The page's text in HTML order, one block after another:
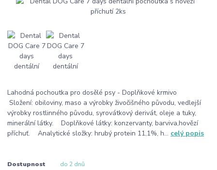
Lahodná pochoutka pro dosělé psy - Doplňkové krmivo
Složení: obiloviny, maso a výrobky živočišného původu, vedlejší
výrobky rostlinného původu, syrovátkový derivát, oleje a tuky,
minerální látky. Doplňkové látky: konzervanty, barviva,hovězí
příchuť. Analytické složky: hrubý protein 11,1%, h... celý popis
Dostupnost do 2 dnů